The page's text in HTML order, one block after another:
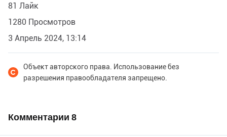
— Хороший ты малый, хороший!
Напился ёж, я говорю:
81 Лайк
1280 Просмотров
3 Апрель 2024, 13:14
Объект авторского права. Использование без
разрешения правообладателя запрещено.
Комментарии 8